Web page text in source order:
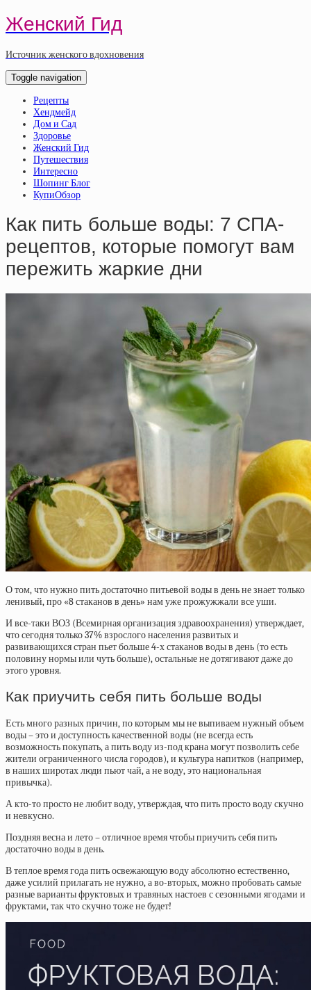
Женский Гид
Источник женского вдохновения
Toggle navigation
Рецепты
Хендмейд
Дом и Сад
Здоровье
Женский Гид
Путешествия
Интересно
Шопинг Блог
КупиОбзор
Как пить больше воды: 7 СПА-
рецептов, которые помогут вам
пережить жаркие дни
О том, что нужно пить достаточно питьевой воды в день не знает только
ленивый, про «8 стаканов в день» нам уже прожужжали все уши.
И все-таки ВОЗ (Всемирная организация здравоохранения) утверждает,
что сегодня только 37% взрослого населения развитых и
развивающихся стран пьет больше 4-х стаканов воды в день (то есть
половину нормы или чуть больше), остальные не дотягивают даже до
этого уровня.
Как приучить себя пить больше воды
Есть много разных причин, по которым мы не выпиваем нужный объем
воды – это и доступность качественной воды (не всегда есть
возможность покупать, а пить воду из-под крана могут позволить себе
жители ограниченного числа городов), и культура напитков (например,
в наших широтах люди пьют чай, а не воду, это национальная
привычка).
А кто-то просто не любит воду, утверждая, что пить просто воду скучно
и невкусно.
Поздняя весна и лето – отличное время чтобы приучить себя пить
достаточно воды в день.
В теплое время года пить освежающую воду абсолютно естественно,
даже усилий прилагать не нужно, а во-вторых, можно пробовать самые
разные варианты фруктовых и травяных настоев с сезонными ягодами и
фруктами, так что скучно тоже не будет!